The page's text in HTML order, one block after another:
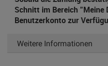
Schnitt im Bereich
Benutzerkonto zur
Weitere Informationen